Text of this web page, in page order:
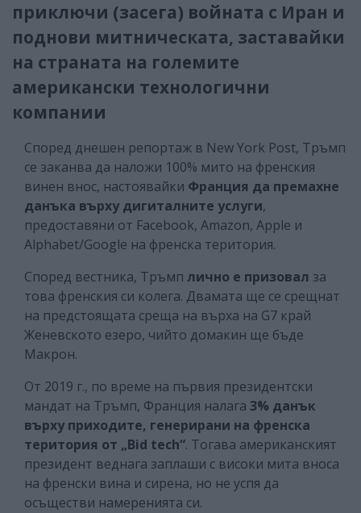
приключи (засега) войната с Иран и
поднови митническата, заставайки
на страната на големите
американски технологични
компании
Според днешен репортаж в New York Post, Тръмп
се заканва да наложи 100% мито на френския
винен внос, настоявайки Франция да премахне
данъка върху дигиталните услуги,
предоставяни от Facebook, Amazon, Apple и
Alphabet/Google на френска територия.
Според вестника, Тръмп лично е призовал за
това френския си колега. Двамата ще се срещнат
на предстоящата среща на върха на G7 край
Женевското езеро, чийто домакин ще бъде
Макрон.
От 2019 г., по време на първия президентски
мандат на Тръмп, Франция налага 3% данък
върху приходите, генерирани на френска
територия от „Bid tech“. Тогава американският
президент веднага заплаши с високи мита вноса
на френски вина и сирена, но не успя да
осъществи намеренията си.